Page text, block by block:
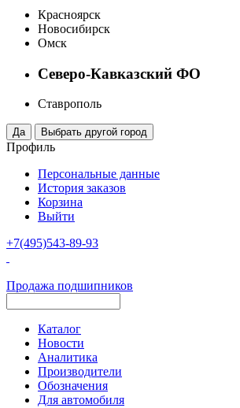
Красноярск
Новосибирск
Омск
Северо-Кавказский ФО
Ставрополь
Профиль
Персональные данные
История заказов
Корзина
Выйти
+7(495)543-89-93
Продажа подшипников
Каталог
Новости
Аналитика
Производители
Обозначения
Для автомобиля